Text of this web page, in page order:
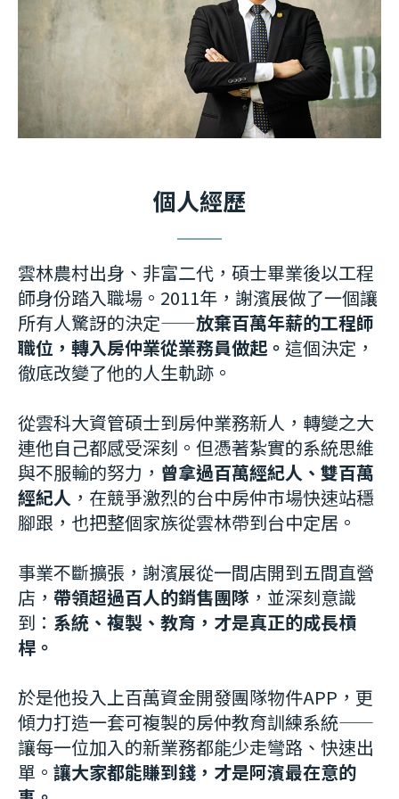
個人經歷
雲林農村出身、非富二代，碩士畢業後以工程
師身份踏入職場。2011年，謝濱展做了一個讓
所有人驚訝的決定——放棄百萬年薪的工程師
職位，轉入房仲業從業務員做起。 這個決定，
徹底改變了他的人生軌跡。
從雲科大資管碩士到房仲業務新人，轉變之大
連他自己都感受深刻。但憑著紮實的系統思維
與不服輸的努力， 曾拿過百萬經紀人、雙百萬
經紀人 ，在競爭激烈的台中房仲市場快速站穩
腳跟，也把整個家族從雲林帶到台中定居。
事業不斷擴張，謝濱展從一間店開到五間直營
店， 帶領超過百人的銷售團隊 ，並深刻意識
到： 系統、複製、教育，才是真正的成長槓
桿。
於是他投入上百萬資金開發團隊物件APP，更
傾力打造一套可複製的房仲教育訓練系統——
讓每一位加入的新業務都能少走彎路、快速出
單。 讓大家都能賺到錢，才是阿濱最在意的